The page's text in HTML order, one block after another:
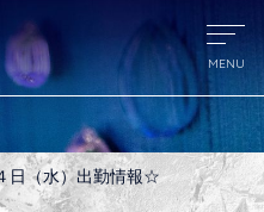
日（水）出勤情報☆